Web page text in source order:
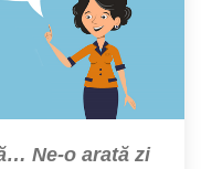
Ne-o arată zi